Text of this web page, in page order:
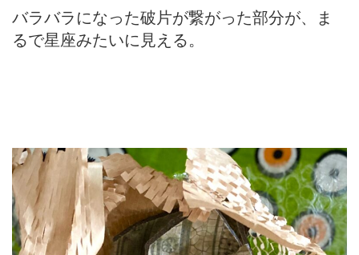
バラバラになった破片が繋がった部分が、ま
るで星座みたいに見える。